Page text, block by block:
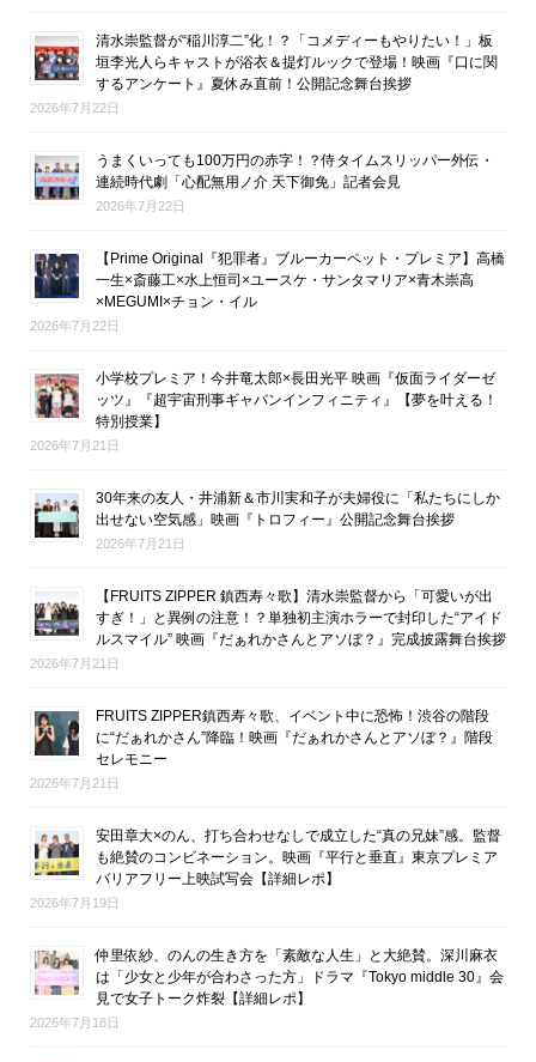
清水崇監督が“稲川淳二”化！？「コメディーもやりたい！」板
垣李光人らキャストが浴衣＆提灯ルックで登場！映画『口に関
するアンケート』夏休み直前！公開記念舞台挨拶
2026年7月22日
うまくいっても100万円の赤字！？侍タイムスリッパー外伝・
連続時代劇「心配無用ノ介 天下御免」記者会見
2026年7月22日
【Prime Original『犯罪者』ブルーカーペット・プレミア】高橋
一生×斎藤工×水上恒司×ユースケ・サンタマリア×青木崇高
×MEGUMI×チョン・イル
2026年7月22日
小学校プレミア！今井竜太郎×長田光平 映画『仮面ライダーゼ
ッツ』『超宇宙刑事ギャバンインフィニティ』【夢を叶える！
特別授業】
2026年7月21日
30年来の友人・井浦新＆市川実和子が夫婦役に「私たちにしか
出せない空気感」映画『トロフィー』公開記念舞台挨拶
2026年7月21日
【FRUITS ZIPPER 鎮西寿々歌】清水崇監督から「可愛いが出
すぎ！」と異例の注意！？単独初主演ホラーで封印した“アイド
ルスマイル” 映画『だぁれかさんとアソぼ？』完成披露舞台挨拶
2026年7月21日
FRUITS ZIPPER鎮西寿々歌、イベント中に恐怖！渋谷の階段
に“だぁれかさん”降臨！映画『だぁれかさんとアソぼ？』階段
セレモニー
2026年7月21日
安田章大×のん、打ち合わせなしで成立した“真の兄妹”感。監督
も絶賛のコンビネーション。映画『平行と垂直』東京プレミア
バリアフリー上映試写会【詳細レポ】
2026年7月19日
仲里依紗、のんの生き方を「素敵な人生」と大絶賛。深川麻衣
は「少女と少年が合わさった方」ドラマ『Tokyo middle 30』会
見で女子トーク炸裂【詳細レポ】
2026年7月18日